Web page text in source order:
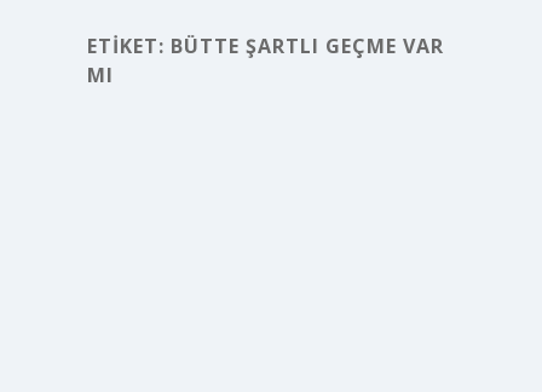
ETIKET: BÜTTE ŞARTLI GEÇME VAR
MI